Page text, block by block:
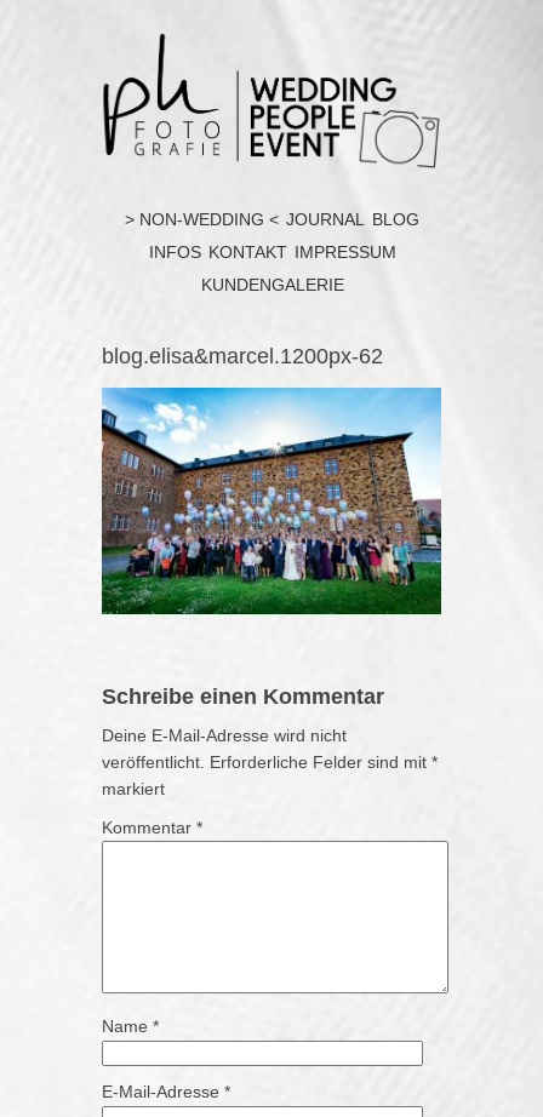
> NON-WEDDING < JOURNAL BLOG
INFOS KONTAKT IMPRESSUM
KUNDENGALERIE
blog.elisa&marcel.1200px-62
Schreibe einen Kommentar
Deine E-Mail-Adresse wird nicht
veröffentlicht. Erforderliche Felder sind mit *
markiert
Kommentar *
Name *
E-Mail-Adresse *